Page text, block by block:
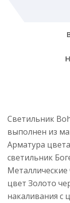
Светильник
выполнен из
Арматура
светильник
цвет Золото
накаливания с